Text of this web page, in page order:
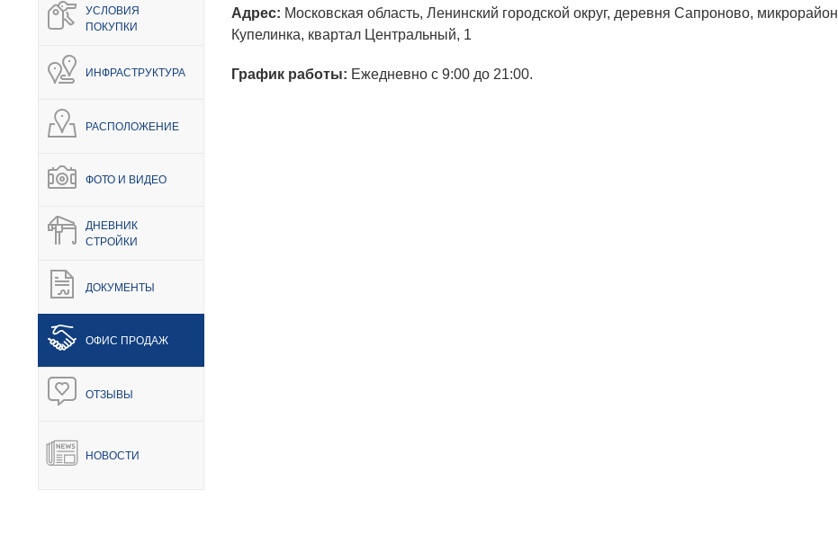
Новостройки
Коммерческая недвижимость
Элитная недвижимость
УСЛОВИЯ
ПОКУПКИ
ИНФРАСТРУКТУРА
РАСПОЛОЖЕНИЕ
ФОТО И ВИДЕО
ДНЕВНИК
СТРОЙКИ
ДОКУМЕНТЫ
ОФИС ПРОДАЖ
ОТЗЫВЫ
НОВОСТИ
Адрес: Московская область, Ленинский городской округ, деревня Сапроново, микрорайон
Купелинка, квартал Центральный, 1
График работы: Ежедневно с 9:00 до 21:00.